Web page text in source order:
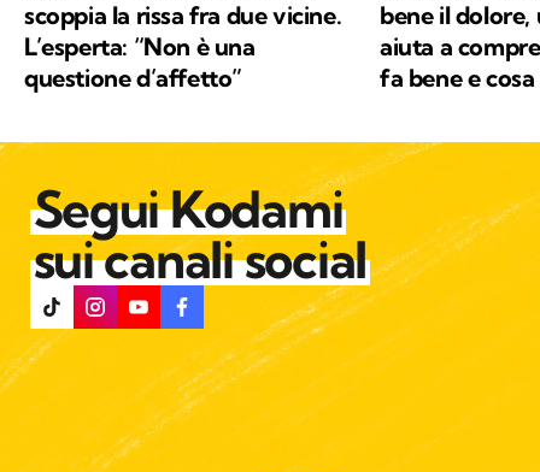
scoppia la rissa fra due vicine.
L’esperta: “Non è una
questione d’affetto”
bene il
aiuta a
fa bene e
Segui Kodami
sui canali social